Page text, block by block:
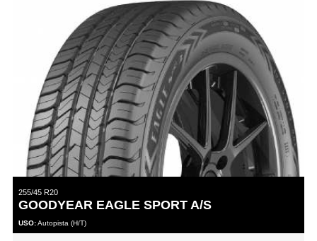
255/45 R20
GOODYEAR EAGLE SPORT A/S
USO:Autopista (H/T)